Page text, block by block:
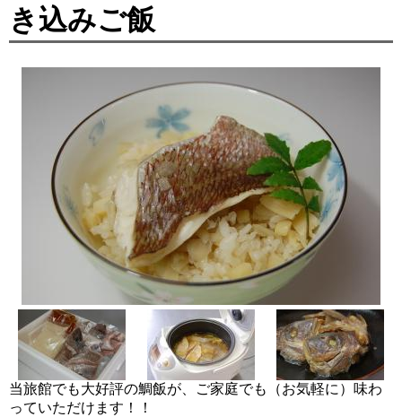
き込みご飯
当旅館でも大好評の鯛飯が、ご家庭でも（お気軽に）味わ
っていただけます！！